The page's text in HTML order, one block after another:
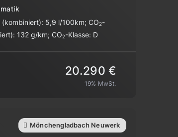
5,9 l/100km; CO2-
132 g/km; CO2-Klasse: D
20.290 €
19% MwSt.
Mönchengladbach Neuwerk